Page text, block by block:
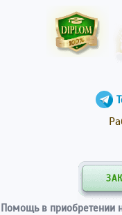
Помощь в приобретении